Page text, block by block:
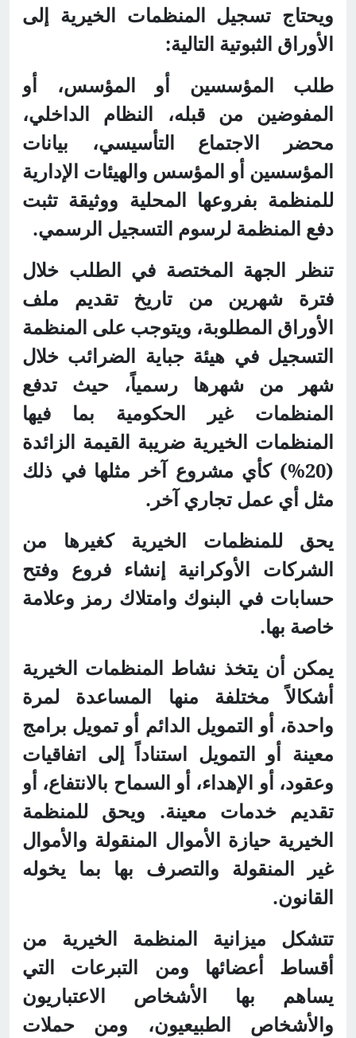
ويحتاج تسجيل المنظمات الخيرية إلى
الأوراق الثبوتية التالية:
طلب المؤسسين أو المؤسس، أو
المفوضين من قبله، النظام الداخلي،
محضر الاجتماع التأسيسي، بيانات
المؤسسين أو المؤسس والهيئات الإدارية
للمنظمة بفروعها المحلية ووثيقة تثبت
دفع المنظمة لرسوم التسجيل الرسمي.
تنظر الجهة المختصة في الطلب خلال
فترة شهرين من تاريخ تقديم ملف
الأوراق المطلوبة، ويتوجب على المنظمة
التسجيل في هيئة جباية الضرائب خلال
شهر من شهرها رسمياً، حيث تدفع
المنظمات غير الحكومية بما فيها
المنظمات الخيرية ضريبة القيمة الزائدة
(20%) كأي مشروع آخر مثلها في ذلك
مثل أي عمل تجاري آخر.
يحق للمنظمات الخيرية كغيرها من
الشركات الأوكرانية إنشاء فروع وفتح
حسابات في البنوك وامتلاك رمز وعلامة
خاصة بها.
يمكن أن يتخذ نشاط المنظمات الخيرية
أشكالاً مختلفة منها المساعدة لمرة
واحدة، أو التمويل الدائم أو تمويل برامج
معينة أو التمويل استناداً إلى اتفاقيات
وعقود، أو الإهداء، أو السماح بالانتفاع، أو
تقديم خدمات معينة. ويحق للمنظمة
الخيرية حيازة الأموال المنقولة والأموال
غير المنقولة والتصرف بها بما يخوله
القانون.
تتشكل ميزانية المنظمة الخيرية من
أقساط أعضائها ومن التبرعات التي
يساهم بها الأشخاص الاعتباريون
والأشخاص الطبيعيون، ومن حملات